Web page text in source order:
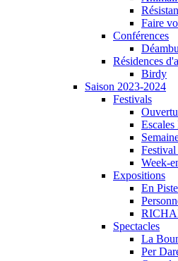
Faire
Conférences
Résidences
Birdy
Saison 2023-2024
Festivals
Week-
Expositions
En
Spectacles
La
Per